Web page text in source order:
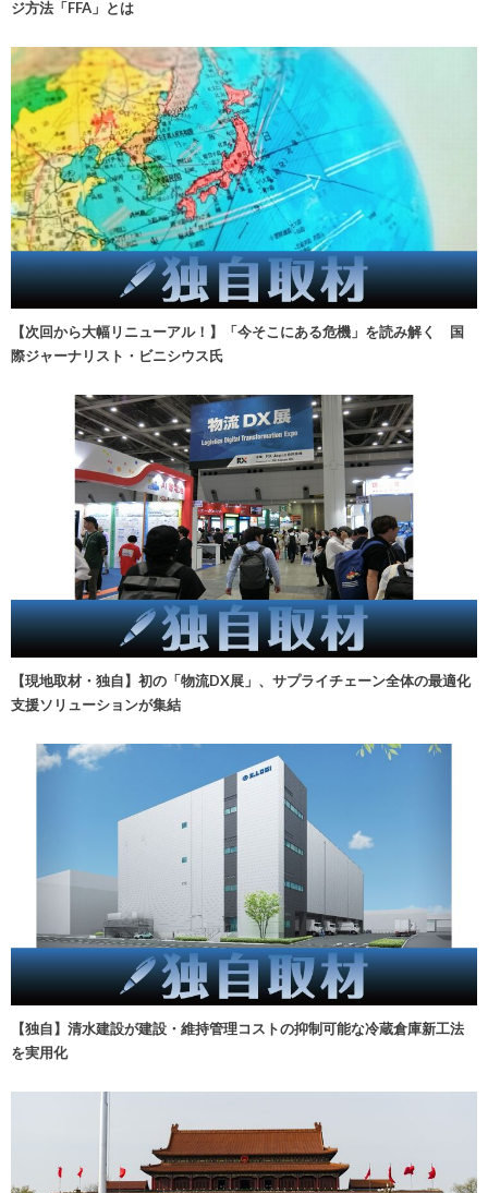
ジ方法「FFA」とは
【次回から大幅リニューアル！】「今そこにある危機」を読み解く 国
際ジャーナリスト・ビニシウス氏
【現地取材・独自】初の「物流DX展」、サプライチェーン全体の最適化
支援ソリューションが集結
【独自】清水建設が建設・維持管理コストの抑制可能な冷蔵倉庫新工法
を実用化